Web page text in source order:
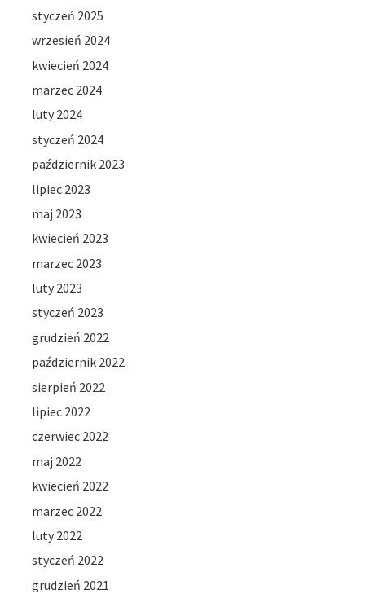
styczeń 2025
wrzesień 2024
kwiecień 2024
marzec 2024
luty 2024
styczeń 2024
październik 2023
lipiec 2023
maj 2023
kwiecień 2023
marzec 2023
luty 2023
styczeń 2023
grudzień 2022
październik 2022
sierpień 2022
lipiec 2022
czerwiec 2022
maj 2022
kwiecień 2022
marzec 2022
luty 2022
styczeń 2022
grudzień 2021